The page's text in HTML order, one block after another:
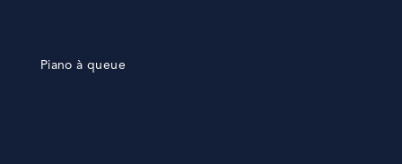
Piano à queue